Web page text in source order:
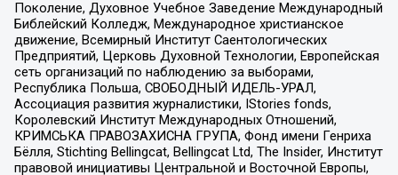
Поколение, Духовное Учебное Заведение Международный
Библейский Колледж, Международное христианское
движение, Всемирный Институт Саентологических
Предприятий, Церковь Духовной Технологии, Европейская
сеть организаций по наблюдению за выборами,
Республика Польша, СВОБОДНЫЙ ИДЕЛЬ-УРАЛ,
Ассоциация развития журналистики, IStories fonds,
Королевский Институт Международных Отношений,
КРИМСЬКА ПРАВОЗАХИСНА ГРУПА, Фонд имени Генриха
Бёлля, Stichting Bellingcat, Bellingcat Ltd, The Insider, Институт
правовой инициативы Центральной и Восточной Европы,